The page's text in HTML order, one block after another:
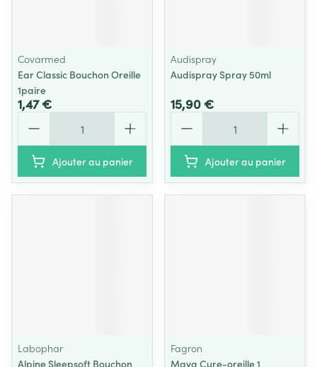
Covarmed
Ear Classic Bouchon Oreille
1paire
1,47 €
Ajouter au panier
Audispray
Audispray Spray 50ml
15,90 €
Ajouter au panier
Labophar
Alpine Sleepsoft Bouchon
Fagron
Maya Cure-oreille 1